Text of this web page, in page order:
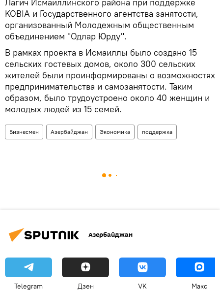
KOBIA и Государственного агентства занятости,
организованный Молодежным общественным
объединением "Одлар Юрду".
В рамках проекта в Исмаиллы было создано 15
сельских гостевых домов, около 300 сельских
жителей были проинформированы о возможностях
предпринимательства и самозанятости. Таким
образом, было трудоустроено около 40 женщин и
молодых людей из 15 семей.
Бизнесмен Азербайджан Экономика поддержка
Азербайджан
Telegram Дзен VK Макс